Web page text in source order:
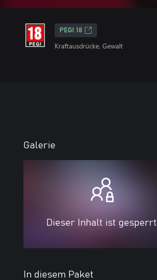
PEGI 18
Kraftausdrücke, Gewalt
Galerie
Dieser Inhalt ist gesperrt
In diesem Paket